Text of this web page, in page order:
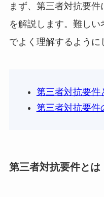
まず、第三者対抗要
を解説します。難し
でよく理解するように
第三者対抗要件
第三者対抗要件
第三者対抗要件とは